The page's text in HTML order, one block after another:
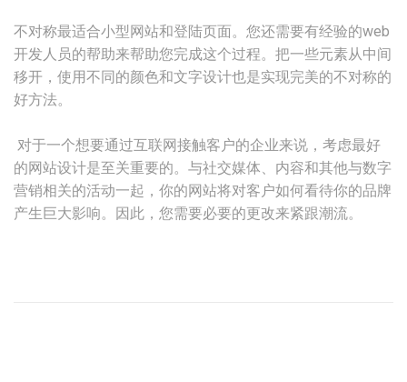
不对称最适合小型网站和登陆页面。您还需要有经验的web
开发人员的帮助来帮助您完成这个过程。把一些元素从中间
移开，使用不同的颜色和文字设计也是实现完美的不对称的
好方法。
对于一个想要通过互联网接触客户的企业来说，考虑最好
的网站设计是至关重要的。与社交媒体、内容和其他与数字
营销相关的活动一起，你的网站将对客户如何看待你的品牌
产生巨大影响。因此，您需要必要的更改来紧跟潮流。